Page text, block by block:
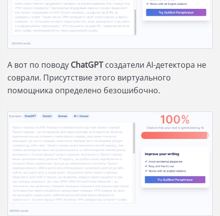
А вот по поводу ChatGPTсоздатели AI-детектора не
соврали. Присутствие этого виртуального
помощника определено безошибочно.